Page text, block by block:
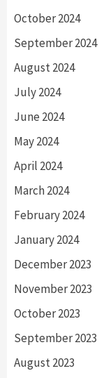
October 2024
September 2024
August 2024
July 2024
June 2024
May 2024
April 2024
March 2024
February 2024
January 2024
December 2023
November 2023
October 2023
September 2023
August 2023